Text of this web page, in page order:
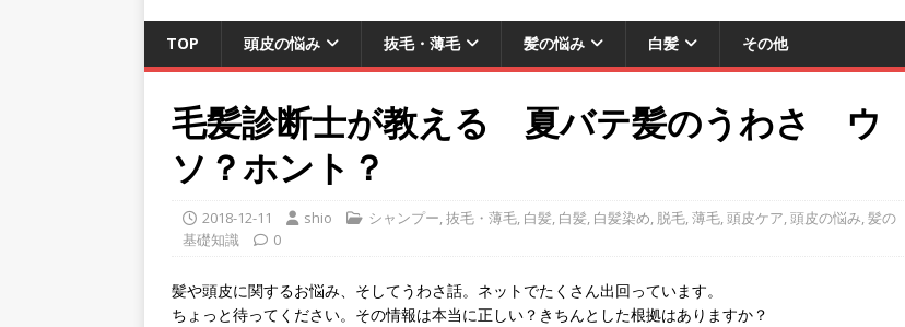
TOP 頭皮の悩み 抜毛・薄毛 髪の悩み 白髪 その他
毛髪診断士が教える 夏バテ髪のうわさ ウ
ソ？ホント？
2018-12-11 shio シャンプー,抜毛・薄毛, 白髪, 白髪, 白髪染め, 脱毛,薄毛,頭皮ケア,頭皮の悩み,髪の
基礎知識
0
髪や頭皮に関するお悩み、そしてうわさ話。ネットでたくさん出回っています。
ちょっと待ってください。その情報は本当に正しい？きちんとした根拠はありますか？